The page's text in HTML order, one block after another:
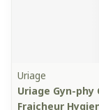
Uriage
Uriage Gyn-phy
Fraicheur